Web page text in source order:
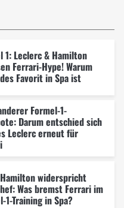
1: Leclerc & Hamilton
Ferrari-Hype! Warum
Favorit in Spa ist
Formel-1-
Darum entschied sich
Leclerc erneut für
widerspricht
Was bremst Ferrari im
1-Training in Spa?